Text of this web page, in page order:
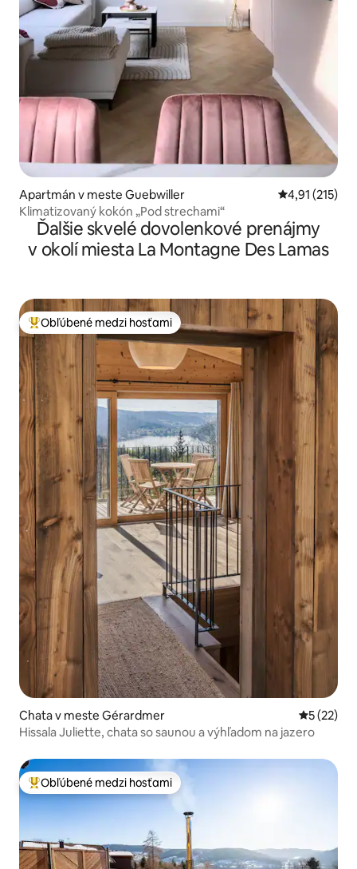
Apartmán v meste Guebwiller Priemerné
4,91 (215)
Klimatizovaný kokón „Pod strechami“
Ďalšie skvelé dovolenkové prenájmy
v okolí miesta La Montagne Des Lamas
Najobľúbenejšie medzi hosťami
Obľúbené medzi hosťami
Chata v meste Gérardmer
5 (22)
Hissala Juliette, chata so saunou a výhľadom na jazero
Najobľúbenejšie medzi hosťami
Obľúbené medzi hosťami